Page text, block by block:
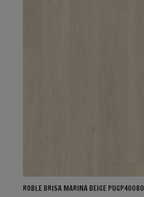
ROBLE BRISA MARINA BEIGE PUGP40080